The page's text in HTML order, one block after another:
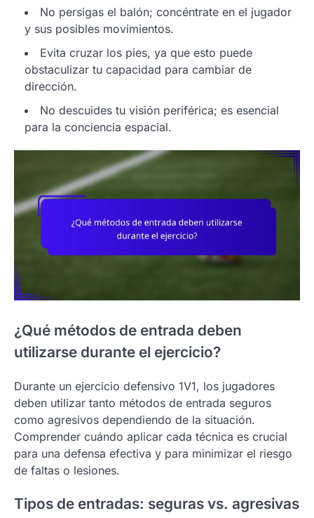
No persigas el balón; concéntrate en el jugador
y sus posibles movimientos.
Evita cruzar los pies, ya que esto puede
obstaculizar tu capacidad para cambiar de
dirección.
No descuides tu visión periférica; es esencial
para la conciencia espacial.
¿Qué métodos de entrada deben
utilizarse durante el ejercicio?
Durante un ejercicio defensivo 1V1, los jugadores
deben utilizar tanto métodos de entrada seguros
como agresivos dependiendo de la situación.
Comprender cuándo aplicar cada técnica es crucial
para una defensa efectiva y para minimizar el riesgo
de faltas o lesiones.
Tipos de entradas: seguras vs. agresivas